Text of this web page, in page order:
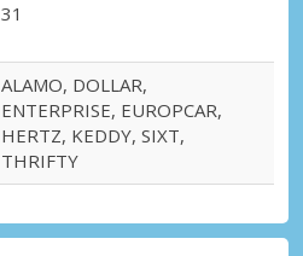
31
ALAMO, DOLLAR,
ENTERPRISE, EUROPCAR,
HERTZ, KEDDY, SIXT,
THRIFTY